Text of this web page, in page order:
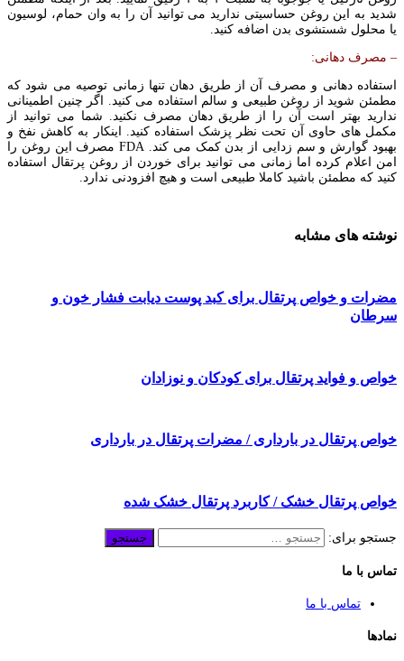
شدید به این روغن حساسیتی ندارید می توانید آن را به وان حمام، لوسیون
یا محلول شستشوی بدن اضافه کنید.
– مصرف دهانی:
استفاده دهانی و مصرف آن از طریق دهان تنها زمانی توصیه می شود که
مطمئن شوید از روغن طبیعی و سالم استفاده می کنید. اگر چنین اطمینانی
ندارید بهتر است آن را از طریق دهان مصرف نکنید. شما می توانید از
مکمل های حاوی آن تحت نظر پزشک استفاده کنید. اینکار به کاهش نفخ و
بهبود گوارش و سم زدایی از بدن کمک می کند. FDA مصرف این روغن را
امن اعلام کرده اما زمانی می توانید برای خوردن از روغن پرتقال استفاده
کنید که مطمئن باشید کاملا طبیعی است و هیچ افزودنی ندارد.
نوشته های مشابه
مضرات و خواص پرتقال برای کبد پوست دیابت فشار خون و
سرطان
خواص و فواید پرتقال برای کودکان و نوزادان
خواص پرتقال در بارداری / مضرات پرتقال در بارداری
خواص پرتقال خشک / کاربرد پرتقال خشک شده
جستجو برای:
تماس با ما
تماس با ما
نمادها